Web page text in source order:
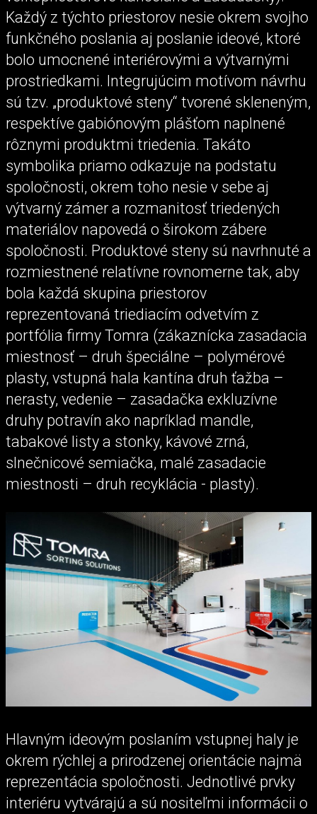
Každý z týchto priestorov nesie okrem svojho
funkčného poslania aj poslanie ideové, ktoré
bolo umocnené interiérovými a výtvarnými
prostriedkami. Integrujúcim motívom návrhu
sú tzv. „produktové steny“ tvorené skleneným,
respektíve gabiónovým plášťom naplnené
rôznymi produktmi triedenia. Takáto
symbolika priamo odkazuje na podstatu
spoločnosti, okrem toho nesie v sebe aj
výtvarný zámer a rozmanitosť triedených
materiálov napovedá o širokom zábere
spoločnosti. Produktové steny sú navrhnuté a
rozmiestnené relatívne rovnomerne tak, aby
bola každá skupina priestorov
reprezentovaná triediacím odvetvím z
portfólia firmy Tomra (zákaznícka zasadacia
miestnosť – druh špeciálne – polymérové
plasty, vstupná hala kantína druh ťažba –
nerasty, vedenie – zasadačka exkluzívne
druhy potravín ako napríklad mandle,
tabakové listy a stonky, kávové zrná,
slnečnicové semiačka, malé zasadacie
miestnosti – druh recyklácia - plasty).
Hlavným ideovým poslaním vstupnej haly je
okrem rýchlej a prirodzenej orientácie najmä
reprezentácia spoločnosti. Jednotlivé prvky
interiéru vytvárajú a sú nositeľmi informácii o